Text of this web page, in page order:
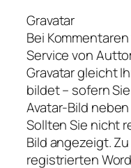
Gravatar
Bei
Service von
Gravatar gleicht
bildet – sofern
Avatar-Bild
Sollten Sie nicht
Bild angezeigt.
registrierten